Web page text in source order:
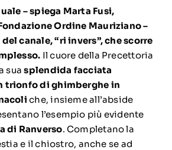
– spiega Marta Fusi,
Ordine Mauriziano –
canale, “ri invers”, che scorre
Il cuore della Precettoria
suasplendida facciata
trionfo di ghimberghe in
che, insieme all’abside
l’esempio più evidente
di Ranverso. Completano la
e il chiostro, anche se ad